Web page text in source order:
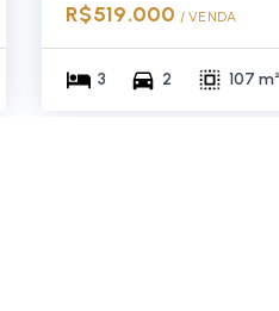
R$519.000 / VENDA
3 2 107 m²